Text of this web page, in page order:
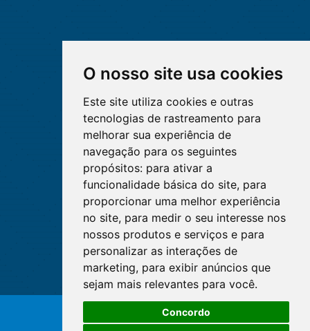
O nosso site usa cookies
Este site utiliza cookies e outras
tecnologias de rastreamento para
melhorar sua experiência de
navegação para os seguintes
propósitos: para ativar a
funcionalidade básica do site, para
proporcionar uma melhor experiência
no site, para medir o seu interesse nos
nossos produtos e serviços e para
personalizar as interações de
marketing, para exibir anúncios que
sejam mais relevantes para você.
Concordo
© Copyright 2026 - Cofen/CORENs